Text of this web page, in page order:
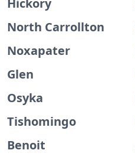
Hickory
North Carrollton
Noxapater
Glen
Osyka
Tishomingo
Benoit